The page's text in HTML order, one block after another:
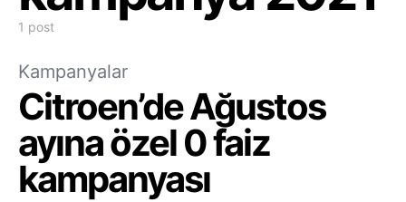
1 post
Kampanyalar
Citroen’de Ağustos
ayına özel 0 faiz
kampanyası